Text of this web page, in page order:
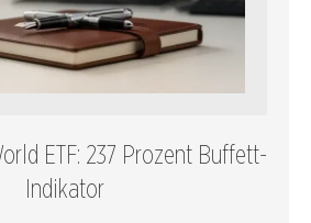
ETF: 237 Prozent Buffett-
Indikator